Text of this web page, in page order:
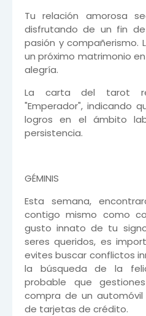
Tu relación amorosa
disfrutando de un fin
pasión y compañerismo.
un próximo matrimonio
alegría.
La carta del tarot
"Emperador", indicando
logros en el ámbito
persistencia.
GÉMINIS
Esta semana,
contigo mismo como
gusto innato de tu
seres queridos, es
evites buscar conflictos
la búsqueda de la
probable que
compra de un
de tarjetas de crédito.